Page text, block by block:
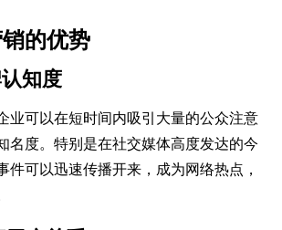
的优势
知度
业可以在短时间内吸引大量的公众注意
名度。特别是在社交媒体高度发达的今
件可以迅速传播开来，成为网络热点，